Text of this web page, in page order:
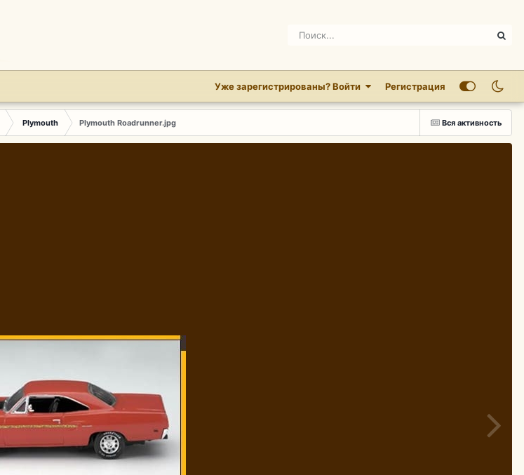
Уже зарегистрированы? Войти Регистрация
Вся активность
Plymouth Plymouth Roadrunner.jpg